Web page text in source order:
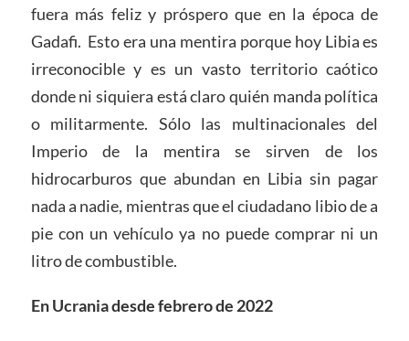
fuera más feliz y próspero que en la época de
Gadafi. Esto era una mentira porque hoy Libia es
irreconocible y es un vasto territorio caótico
donde ni siquiera está claro quién manda política
o militarmente. Sólo las multinacionales del
Imperio de la mentira se sirven de los
hidrocarburos que abundan en Libia sin pagar
nada a nadie, mientras que el ciudadano libio de a
pie con un vehículo ya no puede comprar ni un
litro de combustible.
En Ucrania desde febrero de 2022